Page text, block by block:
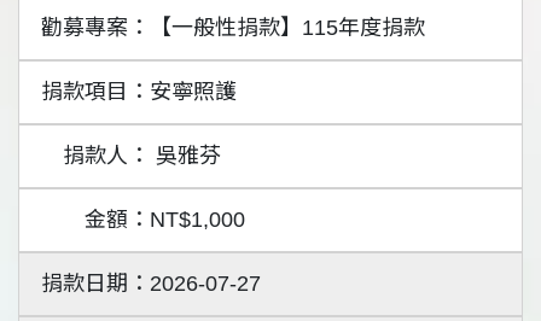
【一般性捐款】115年度捐款
安寧照護
吳雅芬
NT$1,000
2026-07-27